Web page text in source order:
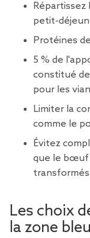
petit-
Protéines
5 % de
constitué
pour les
Limiter la
comme le
Évitez
que le bœuf
Les choix
la zone